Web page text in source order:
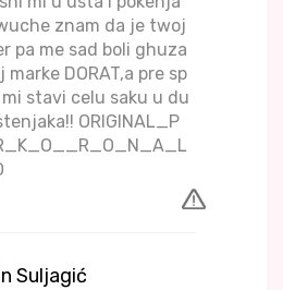
znam da je twoj
pa me sad boli ghuza
DORAT,a pre sp
stavi celu saku u du
ORIGINAL_P
Suljagić